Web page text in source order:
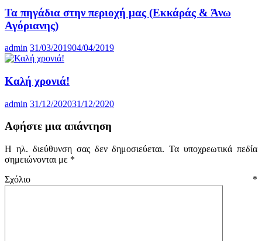
Τα πηγάδια στην περιοχή μας (Εκκάράς & Άνω
Αγόριανης)
admin 31/03/201904/04/2019
Καλή χρονιά!
admin 31/12/202031/12/2020
Αφήστε μια απάντηση
Η ηλ. διεύθυνση σας δεν δημοσιεύεται. Τα υποχρεωτικά πεδία
σημειώνονται με *
Σχόλιο *